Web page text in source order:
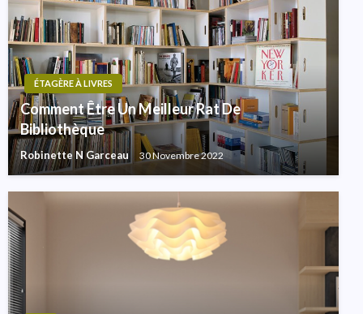
ÉTAGÈRE À LIVRES
Comment Être Un Meilleur Rat De
Bibliothèque
Robinette N Garceau 30 Novembre 2022